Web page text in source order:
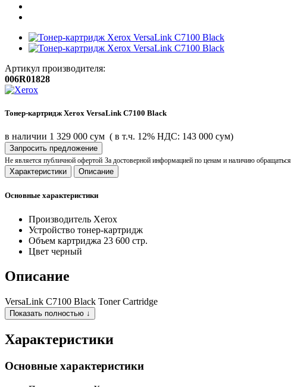
Артикул производителя:
006R01828
Тонер-картридж Xerox VersaLink C7100 Black
в наличии 1 329 000 сум ( в т.ч. 12% НДС: 143 000 сум)
Запросить предложение
Не является публичной офертой За достоверной информацией по ценам и наличию
Характеристики Описание
Основные характеристики
Производитель Xerox
Устройство тонер-картридж
Объем картриджа 23 600 стр.
Цвет черный
Описание
VersaLink C7100 Black Toner Cartridge
Показать полностью ↓
Характеристики
Основные характеристики